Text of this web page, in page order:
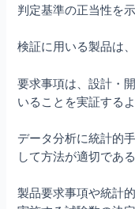
判定基準の正当性を
検証に用いる製品は
要求事項は、設計・
いることを実証する
データ分析に統計的
して方法が適切であ
製品要求事項や統計